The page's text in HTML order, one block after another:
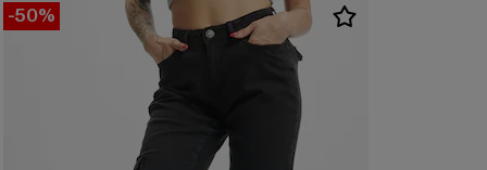
-50%